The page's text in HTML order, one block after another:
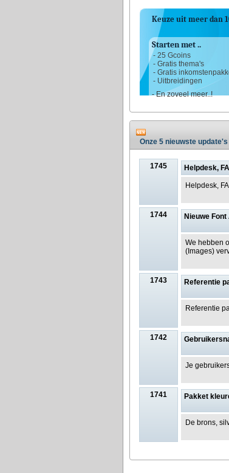
Keuze uit meer dan
Starten met ..
- 25 Gcoins
- Gratis thema's
- Gratis
- Uitbreidingen
- En zoveel meer..!
Onze 5 nieuwste update's
1745 Helpdesk,
Helpdesk,
1744 Nieuwe
We hebben
(Images)
1743 Referentie
Referentie
1742
Je
1741 Pakket
De brons,